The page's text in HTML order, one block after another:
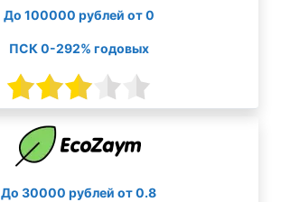
До 100000 рублей от 0
ПСК 0-292% годовых
До 30000 рублей от 0.8